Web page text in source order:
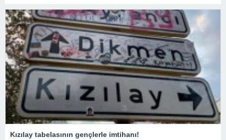
Kızılay tabelasının gençlerle imtihanı!